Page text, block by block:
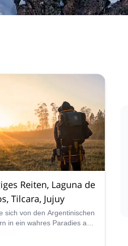
Reiten, Laguna de
Tilcara, Jujuy
sich von den Argentinischen
in ein wahres Paradies auf
ihm auf diesem halbtägigen